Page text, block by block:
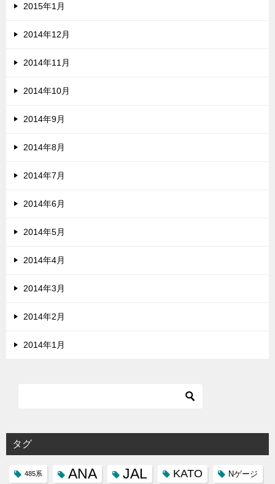
2015年1月
2014年12月
2014年11月
2014年10月
2014年9月
2014年8月
2014年7月
2014年6月
2014年5月
2014年4月
2014年3月
2014年2月
2014年1月
タグ
485系 ANA JAL KATO Nゲージ